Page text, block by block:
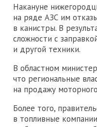
Накануне
на ряде АЗС им
в канистры. В
сложности с
и другой техники.
В областном
что региональные
на продажу
Более того,
в топливные